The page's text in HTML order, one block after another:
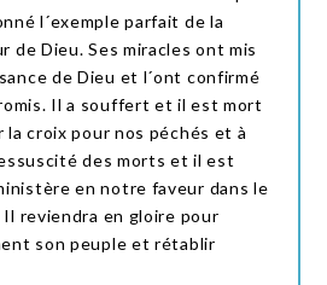
l´exemple parfait de la
de Dieu. Ses miracles ont mis
de Dieu et l´ont confirmé
Il a souffert et il est mort
la croix pour nos péchés et à
des morts et il est
en notre faveur dans le
reviendra en gloire pour
son peuple et rétablir